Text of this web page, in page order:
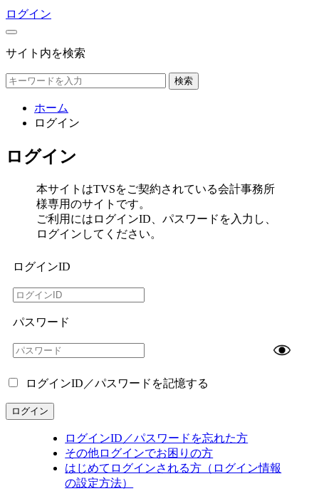
ログイン
サイト内を検索
検索
ホーム
ログイン
ログイン
本サイトはTVSをご契約されている会計事務所
様専用のサイトです。
ご利用にはログインID、パスワードを入力し、
ログインしてください。
ログインID
パスワード
ログインID／パスワードを記憶する
ログイン
ログインID／パスワードを忘れた方
その他ログインでお困りの方
はじめてログインされる方（ログイン情報
の設定方法）